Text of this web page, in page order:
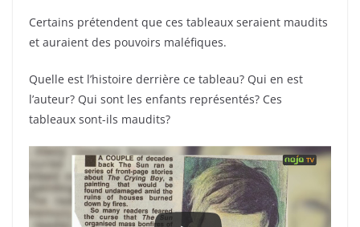
Certains prétendent que ces tableaux seraient maudits
et auraient des pouvoirs maléfiques.
Quelle est l’histoire derrière ce tableau? Qui en est
l’auteur? Qui sont les enfants représentés? Ces
tableaux sont-ils maudits?